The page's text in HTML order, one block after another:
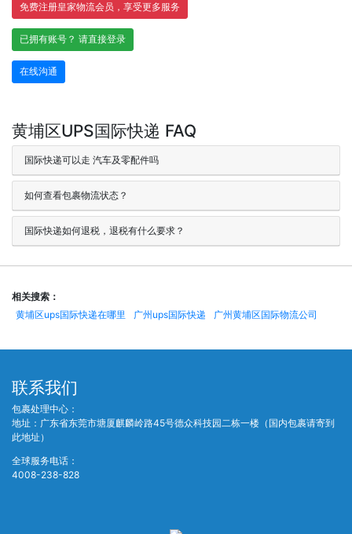
免费注册皇家物流会员，享受更多服务
已拥有账号？ 请直接登录
在线沟通
黄埔区UPS国际快递 FAQ
国际快递可以走 汽车及零配件吗
如何查看包裹物流状态？
国际快递如何退税，退税有什么要求？
相关搜索：
黄埔区ups国际快递在哪里
广州ups国际快递 广州黄埔区国际物流公司
联系我们
包裹处理中心：
地址：广东省东莞市塘厦麒麟岭路45号德众科技园二栋一楼（国内包裹请寄到
此地址）
全球服务电话：
4008-238-828